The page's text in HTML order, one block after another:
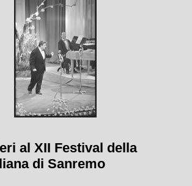
al XII Festival della
di Sanremo